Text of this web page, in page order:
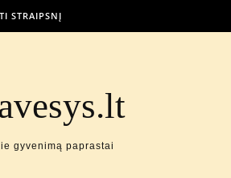
STRAIPSNĮ
gyvenimą paprastai